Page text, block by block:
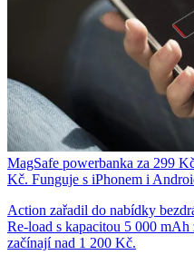
MagSafe powerbanka za 299
Kč. Funguje s iPhonem i
Action zařadil do nabídky
Re-load s kapacitou 5 000
začínají nad 1 200 Kč.